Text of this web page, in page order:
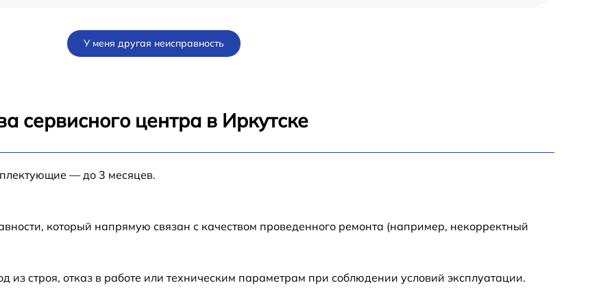
от 60 мин
У меня другая неисправность
сервисного центра в Иркутске
— до 3 месяцев.
который напрямую связан с качеством проведенного ремонта (например, некорректный
строя, отказ в работе или техническим параметрам при соблюдении условий эксплуатации.